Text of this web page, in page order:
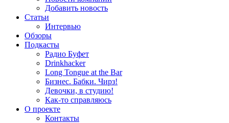
Добавить новость
Статьи
Интервью
Обзоры
Подкасты
Радио Буфет
Drinkhacker
Long Tongue at the Bar
Бизнес. Бабки. Чирз!
Девочки, в студию!
Как-то справляюсь
О проекте
Контакты